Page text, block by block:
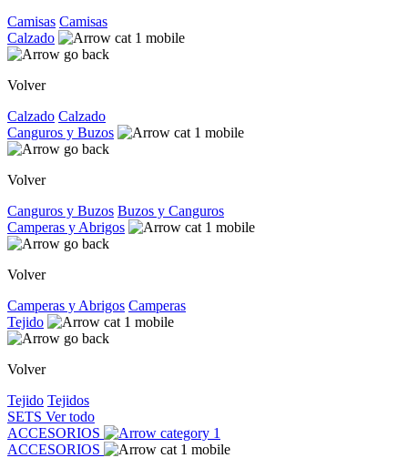
Camisas Camisas
Calzado
Volver
Calzado Calzado
Canguros y Buzos
Volver
Canguros y Buzos Buzos y Canguros
Camperas y Abrigos
Volver
Camperas y Abrigos Camperas
Tejido
Volver
Tejido Tejidos
SETS Ver todo
ACCESORIOS
ACCESORIOS